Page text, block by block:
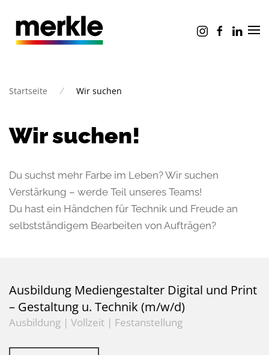
Zum Hauptinhalt springen
Startseite Wir suchen
Wir suchen!
Du suchst mehr Farbe im Leben? Wir suchen
Verstärkung – werde Teil unseres Teams!
Du hast ein Händchen für Technik und Freude an
selbstständigem Bearbeiten von Aufträgen?
Ausbildung Mediengestalter Digital und Print
– Gestaltung u. Technik (m/w/d)
Ausbildung | Vollzeit | Festanstellung